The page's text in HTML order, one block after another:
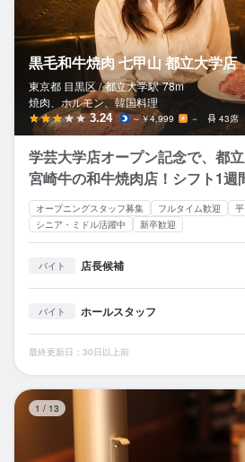
黒毛和牛焼肉 七甲山 都立大学店
東京都 目黒区 / 都立大学駅 78m
焼肉、ホルモン、韓国料理
3.24 ～￥4,999 － 43席
学芸大学店オープン記念で、都
宮崎牛の和牛焼肉店！シフト1
オープニングスタッフ募集 フルタイム歓迎
シニア・ミドル活躍中
新卒歓迎
バイト 店長候補
バイト ホールスタッフ
最終更新日：30日以上前
1 / 13